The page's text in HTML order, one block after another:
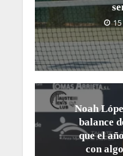
Noah
balance
que el
con